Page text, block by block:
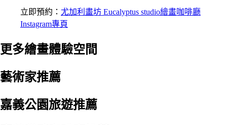
立即預約： 尤加利畫坊 Eucalyptus studio繪畫咖啡廳
Instagram專頁
更多繪畫體驗空間
藝術家推薦
嘉義公園旅遊推薦